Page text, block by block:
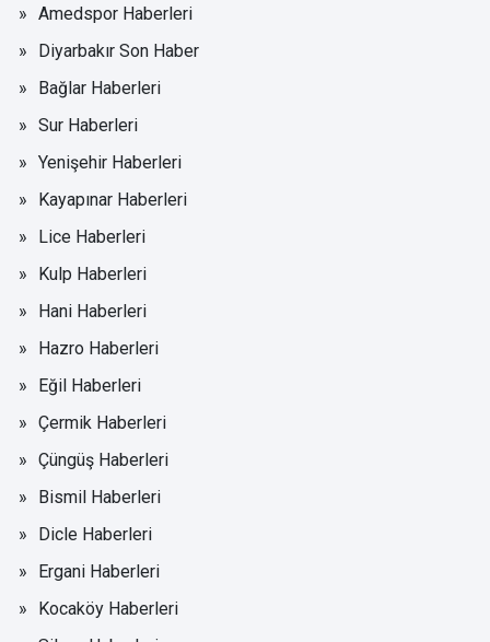
Amedspor Haberleri
Diyarbakır Son Haber
Bağlar Haberleri
Sur Haberleri
Yenişehir Haberleri
Kayapınar Haberleri
Lice Haberleri
Kulp Haberleri
Hani Haberleri
Hazro Haberleri
Eğil Haberleri
Çermik Haberleri
Çüngüş Haberleri
Bismil Haberleri
Dicle Haberleri
Ergani Haberleri
Kocaköy Haberleri